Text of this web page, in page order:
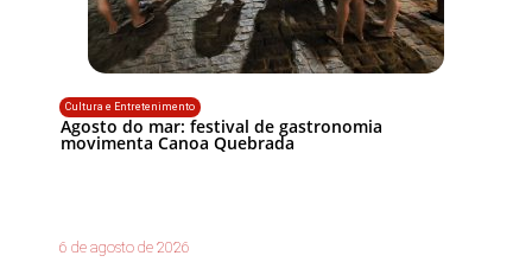
Cultura e Entretenimento
Agosto do mar: festival de gastronomia
movimenta Canoa Quebrada
6 de agosto de 2026